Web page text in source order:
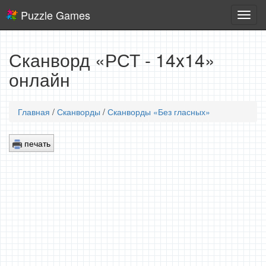
игры
Puzzle Games
Сканворд «РСТ - 14x14»
онлайн
Главная / Сканворды / Сканворды «Без гласных»
печать